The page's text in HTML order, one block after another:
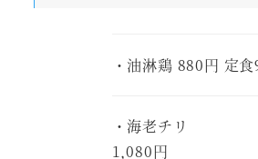
・油淋鶏 880円 定
・海老チリ
1,080円